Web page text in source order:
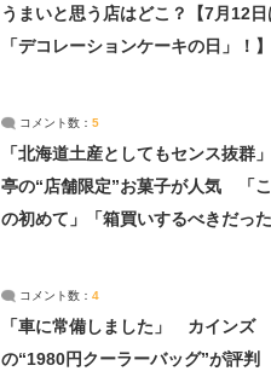
うまいと思う店はどこ？【7月12日
「デコレーションケーキの日」！】
コメント数： 5
「北海道土産としてもセンス抜群
亭の“店舗限定”お菓子が人気 「
の初めて」「箱買いするべきだった
コメント数： 4
「車に常備しました」 カインズ
の“1980円クーラーバッグ”が評